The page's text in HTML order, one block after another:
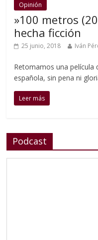
Opinión
»100 metros
hecha ficción
25 junio, 2018 Iván
Retomamos una película
española, sin pena ni
Leer más
Podcast